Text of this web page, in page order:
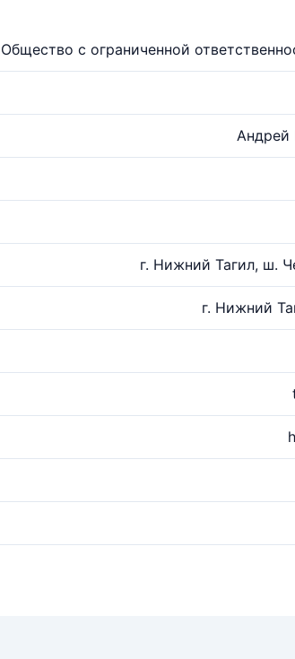
Общество с ограниченной
Андрей
г. Нижний Тагил, ш.
г. Нижний